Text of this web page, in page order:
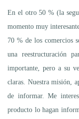
En el otro 50 % (la
momento muy
70 % de los comercios
una reestructuración
importante, pero a su
claras. Nuestra misión,
de informar. Me
producto lo hagan